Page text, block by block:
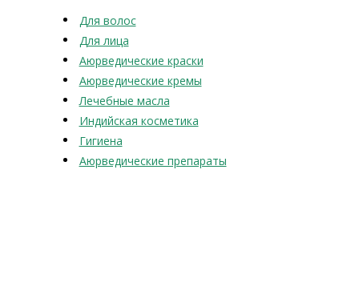
Для волос
Для лица
Аюрведические краски
Аюрведические кремы
Лечебные масла
Индийская косметика
Гигиена
Аюрведические препараты